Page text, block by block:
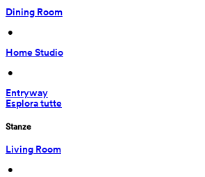
Dining Room
•
Home Studio
•
Entryway
Esplora tutte
Stanze
Living Room
•